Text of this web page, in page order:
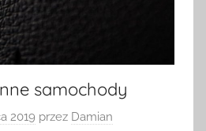
samochody
2019 przez Damian